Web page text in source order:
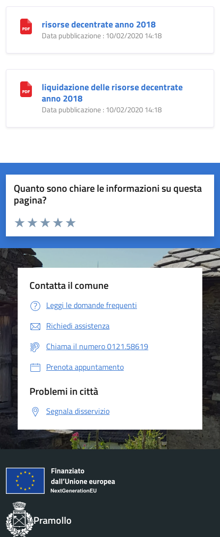
risorse decentrate anno 2018
Data pubblicazione : 10/02/2020 14:18
liquidazione delle risorse decentrate
anno 2018
Data pubblicazione : 10/02/2020 14:18
Quanto sono chiare le informazioni su questa
pagina?
Valuta da 1 a 5 stelle la pagina
Valuta 5 stelle su 5
Valuta 4 stelle su 5
Valuta 3 stelle su 5
Valuta 2 stelle su 5
Valuta 1 stelle su 5
Contatta il comune
Leggi le domande frequenti
Richiedi assistenza
Chiama il numero 0121.58619
Prenota appuntamento
Problemi in città
Segnala disservizio
Pramollo